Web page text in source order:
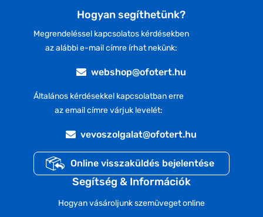
Hogyan segíthetünk?
Megrendeléssel kapcsolatos kérdésekben
az alábbi e-mail címre írhat nekünk:
webshop@ofotert.hu
Általános kérdésekkel kapcsolatban erre
az email címre várjuk levelét:
vevoszolgalat@ofotert.hu
Online visszaküldés bejelentése
Segítség & Információk
Hogyan vásároljunk szemüveget online